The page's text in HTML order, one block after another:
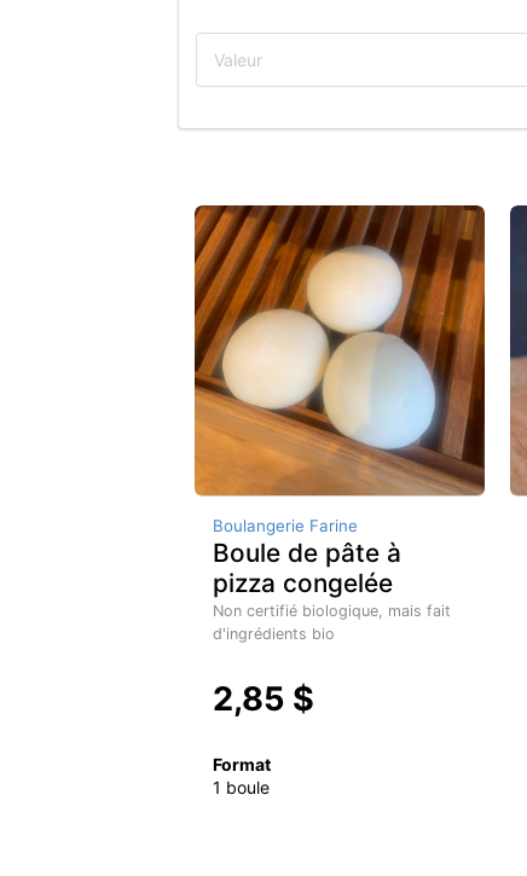
Boulangerie Farine
Boule de pâte à
pizza congelée
Non certifié biologique, mais fait
d'ingrédients bio
2,85 $
Format
1 boule